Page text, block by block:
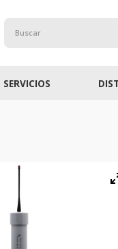
SERVICIOS